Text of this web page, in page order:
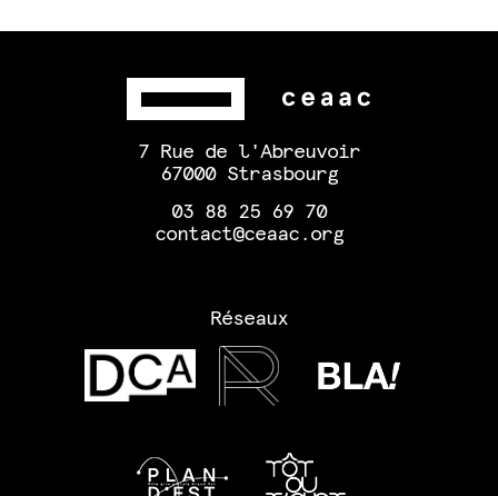
7 Rue de l'Abreuvoir
67000 Strasbourg
03 88 25 69 70
contact@ceaac.org
Réseaux